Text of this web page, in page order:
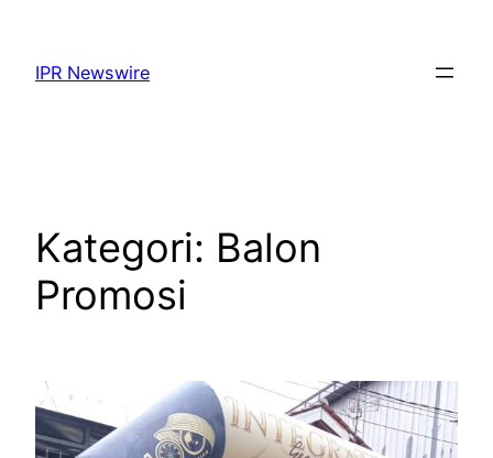
konten
IPR Newswire
Kategori: Balon
Promosi